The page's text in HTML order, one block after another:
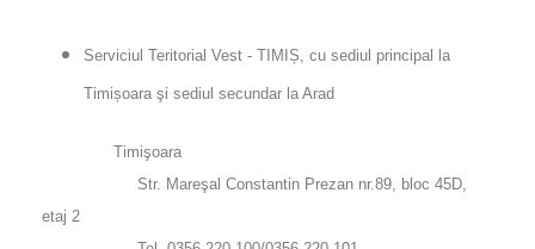
Serviciul Teritorial Vest - TIMIȘ, cu sediul principal la
Timișoara şi sediul secundar la Arad
Timişoara
Str. Mareşal Constantin Prezan nr.89, bloc 45D,
etaj 2